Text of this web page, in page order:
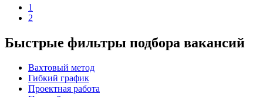
1
2
Быстрые фильтры подбора вакансий
Вахтовый метод
Гибкий график
Проектная работа